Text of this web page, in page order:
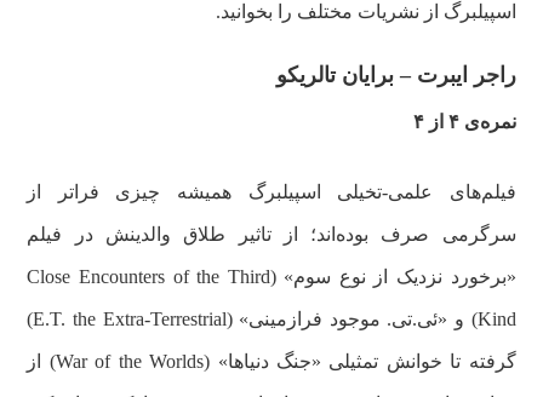
اسپیلبرگ از نشریات مختلف را بخوانید.
راجر ایبرت – برایان تالریکو
نمره‌ی ۴ از ۴
فیلم‌های علمی-تخیلی اسپیلبرگ همیشه چیزی فراتر از
سرگرمی صرف بوده‌اند؛ از تاثیر طلاق والدینش در فیلم
«برخورد نزدیک از نوع سوم» (Close Encounters of the Third
Kind) و «ئی.تی. موجود فرازمینی» (E.T. the Extra-Terrestrial)
گرفته تا خوانش تمثیلی «جنگ دنیاها» (War of the Worlds) از